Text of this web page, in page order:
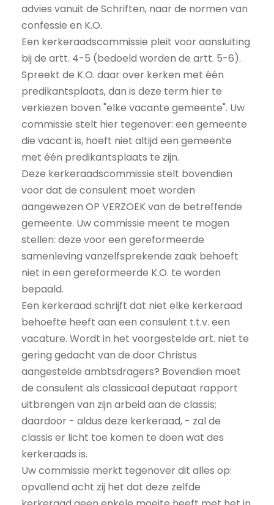
advies vanuit de Schriften, naar de normen van
confessie en K.O.
Een kerkeraadscommissie pleit voor aansluiting
bij de artt. 4-5 (bedoeld worden de artt. 5-6).
Spreekt de K.O. daar over kerken met één
predikantsplaats, dan is deze term hier te
verkiezen boven "elke vacante gemeente". Uw
commissie stelt hier tegenover: een gemeente
die vacant is, hoeft niet altijd een gemeente
met één predikantsplaats te zijn.
Deze kerkeraadscommissie stelt bovendien
voor dat de consulent moet worden
aangewezen OP VERZOEK van de betreffende
gemeente. Uw commissie meent te mogen
stellen: deze voor een gereformeerde
samenleving vanzelfsprekende zaak behoeft
niet in een gereformeerde K.O. te worden
bepaald.
Een kerkeraad schrijft dat niet elke kerkeraad
behoefte heeft aan een consulent t.t.v. een
vacature. Wordt in het voorgestelde art. niet te
gering gedacht van de door Christus
aangestelde ambtsdragers? Bovendien moet
de consulent als classicaal deputaat rapport
uitbrengen van zijn arbeid aan de classis;
daardoor - aldus deze kerkeraad, - zal de
classis er licht toe komen te doen wat des
kerkeraads is.
Uw commissie merkt tegenover dit alles op:
opvallend acht zij het dat deze zelfde